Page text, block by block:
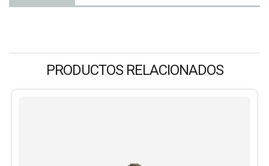
PRODUCTOS RELACIONADOS